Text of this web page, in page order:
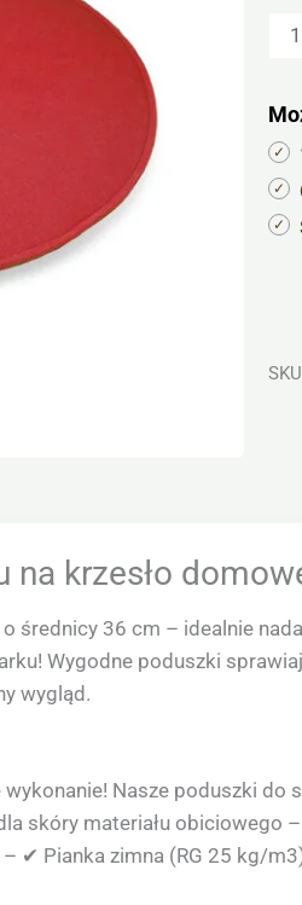
na
SKU
na krzesło
średnicy 36 cm – idealnie
Wygodne poduszki
wygląd.
Nasze poduszki
skóry materiału obiciowego
✔ Pianka zimna (RG 25 kg/